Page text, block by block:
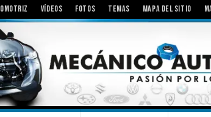
VÍDEOS FOTOS TEMAS MAPA DEL SITIO